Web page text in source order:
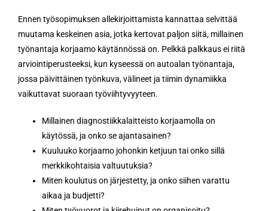
Ennen työsopimuksen allekirjoittamista kannattaa selvittää
muutama keskeinen asia, jotka kertovat paljon siitä, millainen
työnantaja korjaamo käytännössä on. Pelkkä palkkaus ei riitä
arviointiperusteeksi, kun kyseessä on autoalan työnantaja,
jossa päivittäinen työnkuva, välineet ja tiimin dynamiikka
vaikuttavat suoraan työviihtyvyyteen.
Millainen diagnostiikkalaitteisto korjaamolla on
käytössä, ja onko se ajantasainen?
Kuuluuko korjaamo johonkin ketjuun tai onko sillä
merkkikohtaisia valtuutuksia?
Miten koulutus on järjestetty, ja onko siihen varattu
aikaa ja budjetti?